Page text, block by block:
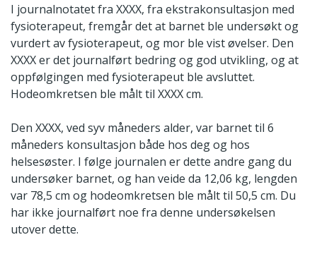
I journalnotatet fra XXXX, fra ekstrakonsultasjon med
fysioterapeut, fremgår det at barnet ble undersøkt og
vurdert av fysioterapeut, og mor ble vist øvelser. Den
XXXX er det journalført bedring og god utvikling, og at
oppfølgingen med fysioterapeut ble avsluttet.
Hodeomkretsen ble målt til XXXX cm.
Den XXXX, ved syv måneders alder, var barnet til 6
måneders konsultasjon både hos deg og hos
helsesøster. I følge journalen er dette andre gang du
undersøker barnet, og han veide da 12,06 kg, lengden
var 78,5 cm og hodeomkretsen ble målt til 50,5 cm. Du
har ikke journalført noe fra denne undersøkelsen
utover dette.